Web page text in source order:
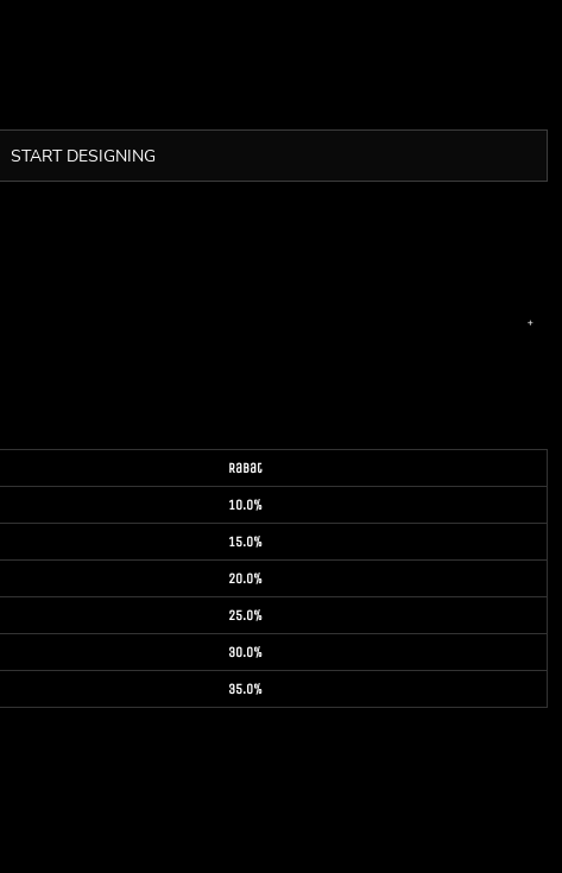
START DESIGNING
Rabat
10.0%
15.0%
20.0%
25.0%
30.0%
35.0%